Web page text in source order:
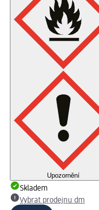
Upozornění
Skladem
Vybrat prodejnu dm